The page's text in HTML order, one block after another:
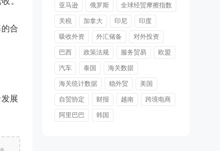
合
展
亚马逊 俄罗斯 全球经贸摩擦指数
关税 加拿大 印尼 印度
吸收外资 外汇储备 对外投资
巴西 政策法规 服务贸易 欧盟
汽车 泰国 海关数据
海关统计数据 稳外贸 美国
自贸协定 财报 越南 跨境电商
阿里巴巴 韩国